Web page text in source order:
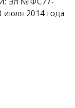
2014 года